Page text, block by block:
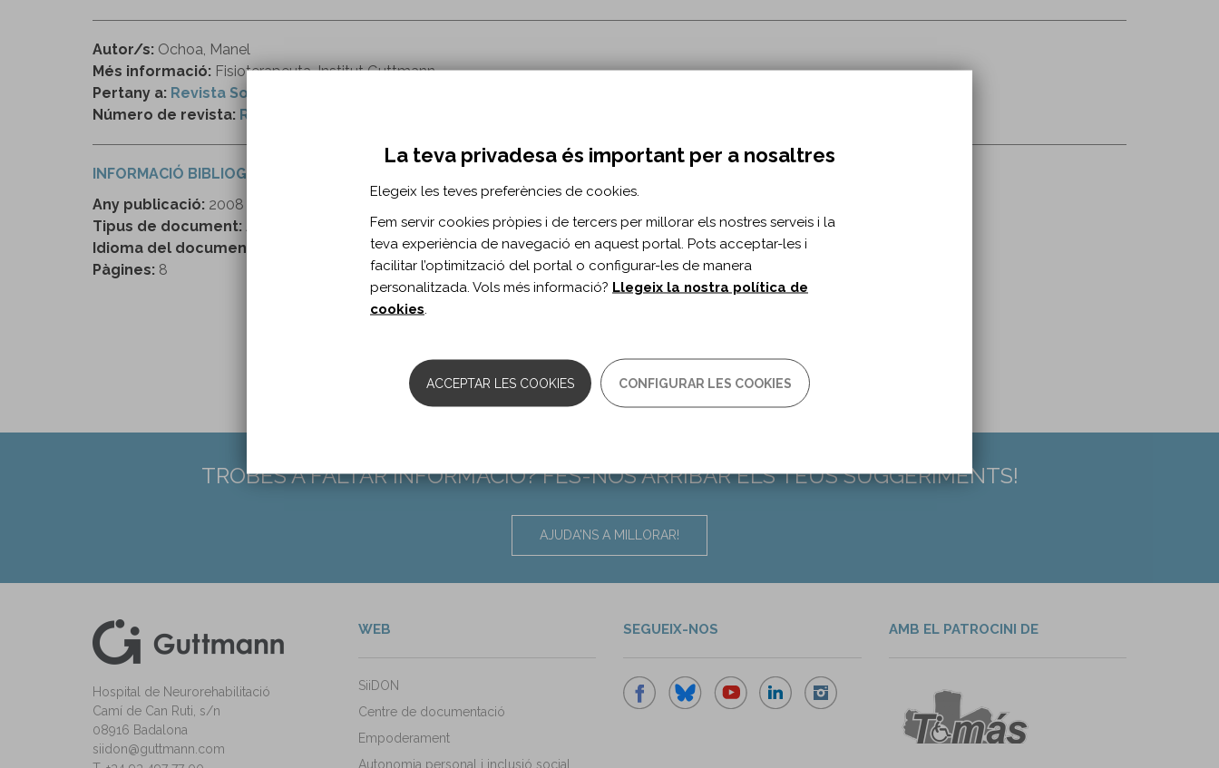
Autor/s: Ochoa, Manel
Més informació: Fisioterapeuta, Institut Guttmann
Pertany a: Revista Sobreruedas
Número de revista: Revista “Sobre ruedas” num.68
INFORMACIÓ BIBLIOGRÀFICA
Any publicació: 2008
Tipus de document:
Idioma del document:
Pàgines: 8
TROBES A FALTAR INFORMACIÓ? FES-NOS ARRIBAR ELS TEUS SUGGERIMENTS!
AJUDA'NS A MILLORAR!
Hospital de Neurorehabilitació
Camí de Can Ruti, s/n
08916 Badalona
siidon@guttmann.com
WEB
SiiDON
Centre de documentació
Empoderament
Autonomia personal i inclusió social
SEGUEIX-NOS AMB EL PATROCINI DE
La teva privadesa és important per a nosaltres
Elegeix les teves preferències de cookies.
Fem servir cookies pròpies i de tercers per millorar els nostres serveis i la
teva experiència de navegació en aquest portal. Pots acceptar-les i
facilitar l’optimització del portal o configurar-les de manera
personalitzada. Vols més informació? Llegeix la nostra política de
cookies
ACCEPTAR LES COOKIES CONFIGURAR LES COOKIES